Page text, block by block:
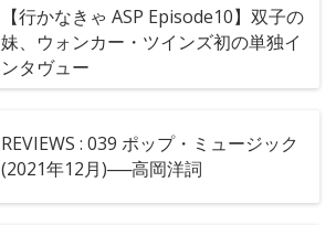
【行かなきゃ ASP Episode10】双子の
妹、ウォンカー・ツインズ初の単独イ
ンタヴュー
REVIEWS : 039 ポップ・ミュージック
(2021年12月)──高岡洋詞